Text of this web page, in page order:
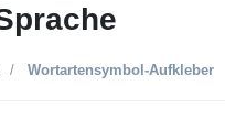
Wortartensymbol-Aufkleber